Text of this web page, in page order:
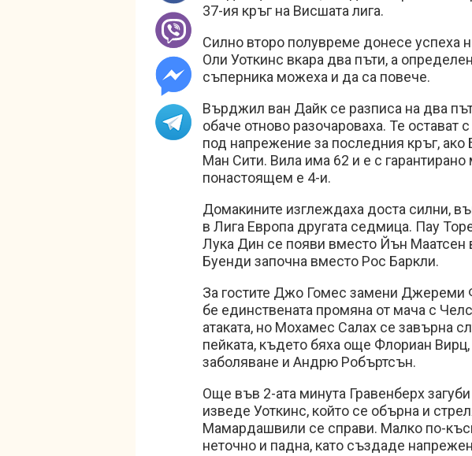
37-ия кръг на Висшата лига.
Силно второ полувреме донесе успеха
Оли Уоткинс вкара два пъти, а
съперника можеха и да са повече.
Върджил ван Дайк се разписа на два
обаче отново разочароваха. Те остават
под напрежение за последния кръг,
Ман Сити. Вила има 62 и е с гарантирано
понастоящем е 4-и.
Домакините изглеждаха доста силни,
в Лига Европа другата седмица. Пау
Лука Дин се появи вместо Йън Маатсен
Буенди започна вместо Рос Баркли.
За гостите Джо Гомес замени Джереми
бе единствената промяна от мача с
атаката, но Мохамес Салах се завърна
пейката, където бяха още Флориан
заболяване и Андрю Робъртсън.
Още във 2-ата минута Гравенберх
изведе Уоткинс, който се обърна и
Мамардашвили се справи. Малко по-
неточно и падна, като създаде